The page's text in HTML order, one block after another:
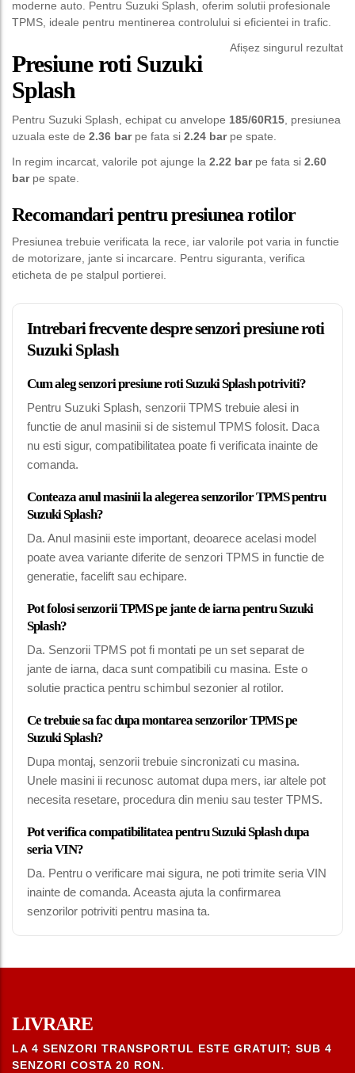
moderne auto. Pentru Suzuki Splash, oferim solutii profesionale
TPMS, ideale pentru mentinerea controlului si eficientei in trafic.
Afișez singurul rezultat
Presiune roti Suzuki
Splash
Pentru Suzuki Splash, echipat cu anvelope 185/60R15, presiunea
uzuala este de 2.36 barpe fata si 2.24 barpe spate.
In regim incarcat, valorile pot ajunge la 2.22 barpe fata si 2.60
barpe spate.
Recomandari pentru presiunea rotilor
Presiunea trebuie verificata la rece, iar valorile pot varia in functie
de motorizare, jante si incarcare. Pentru siguranta, verifica
eticheta de pe stalpul portierei.
Intrebari frecvente despre senzori presiune roti
Suzuki Splash
Cum aleg senzori presiune roti Suzuki Splash potriviti?
Pentru Suzuki Splash, senzorii TPMS trebuie alesi in
functie de anul masinii si de sistemul TPMS folosit. Daca
nu esti sigur, compatibilitatea poate fi verificata inainte de
comanda.
Conteaza anul masinii la alegerea senzorilor TPMS pentru
Suzuki Splash?
Da. Anul masinii este important, deoarece acelasi model
poate avea variante diferite de senzori TPMS in functie de
generatie, facelift sau echipare.
Pot folosi senzorii TPMS pe jante de iarna pentru Suzuki
Splash?
Da. Senzorii TPMS pot fi montati pe un set separat de
jante de iarna, daca sunt compatibili cu masina. Este o
solutie practica pentru schimbul sezonier al rotilor.
Ce trebuie sa fac dupa montarea senzorilor TPMS pe
Suzuki Splash?
Dupa montaj, senzorii trebuie sincronizati cu masina.
Unele masini ii recunosc automat dupa mers, iar altele pot
necesita resetare, procedura din meniu sau tester TPMS.
Pot verifica compatibilitatea pentru Suzuki Splash dupa
seria VIN?
Da. Pentru o verificare mai sigura, ne poti trimite seria VIN
inainte de comanda. Aceasta ajuta la confirmarea
senzorilor potriviti pentru masina ta.
LIVRARE
LA 4 SENZORI TRANSPORTUL ESTE GRATUIT; SUB 4
SENZORI COSTA 20 RON.